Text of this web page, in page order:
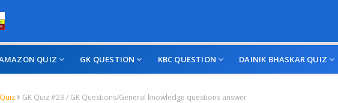
QUIZ GK QUESTION KBC QUESTION DAINIK BHASKAR QUIZ
GK Quiz #23 / GK Questions/General knowledge questions answer